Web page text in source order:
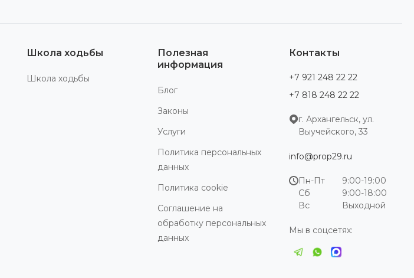
Школа ходьбы
Школа ходьбы
Полезная
информация
Блог
Законы
Услуги
Политика персональных
данных
Политика cookie
Соглашение на
обработку персональных
данных
Контакты
+7 921 248 22 22
+7 818 248 22 22
г. Архангельск, ул.
Выучейского, 33
info@prop29.ru
Пн-Пт
9:00-19:00
Сб
9:00-18:00
Вс
Выходной
Мы в соцсетях: